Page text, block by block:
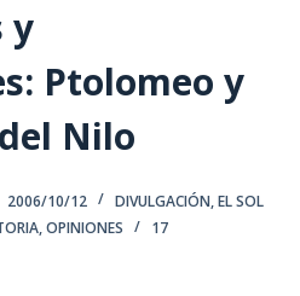
y
Ptolomeo y
Nilo
2006/10/12 DIVULGACIÓN,EL SOL
,OPINIONES
17